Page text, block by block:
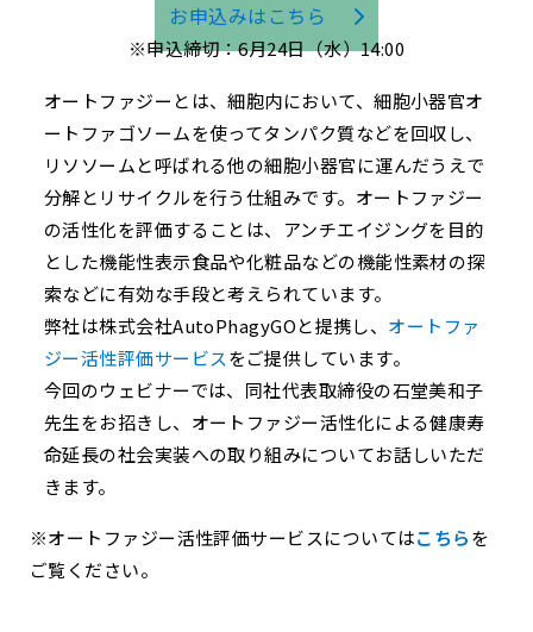
お申込みはこちら
※申込締切：6月24日（水）14:00
オートファジーとは、細胞内において、細胞小器官オ
ートファゴソームを使ってタンパク質などを回収し、
リソソームと呼ばれる他の細胞小器官に運んだうえで
分解とリサイクルを行う仕組みです。オートファジー
の活性化を評価することは、アンチエイジングを目的
とした機能性表示食品や化粧品などの機能性素材の探
索などに有効な手段と考えられています。
弊社は株式会社AutoPhagyGOと提携し、 オートファ
ジー活性評価サービスをご提供しています。
今回のウェビナーでは、同社代表取締役の石堂美和子
先生をお招きし、オートファジー活性化による健康寿
命延長の社会実装への取り組みについてお話しいただ
きます。
※オートファジー活性評価サービスについてはこちらを
ご覧ください。